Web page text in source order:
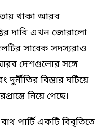
থাকা আরব
দাবি এখন জোরালো
সাবেক সদস্যরাও
দেশগুলোর সঙ্গে
বিস্তার ঘটিয়ে
নিয়ে গেছে।
পার্টি একটি বিবৃতিতে